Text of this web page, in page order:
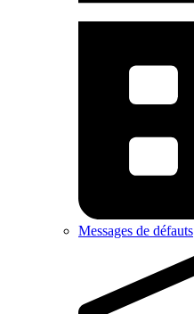
Messages de défauts